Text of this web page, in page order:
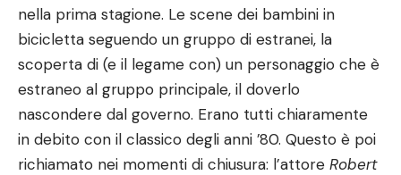
nella prima stagione. Le scene dei bambini in
bicicletta seguendo un gruppo di estranei, la
scoperta di (e il legame con) un personaggio che è
estraneo al gruppo principale, il doverlo
nascondere dal governo. Erano tutti chiaramente
in debito con il classico degli anni ’80. Questo è poi
richiamato nei momenti di chiusura: l’attore Robert